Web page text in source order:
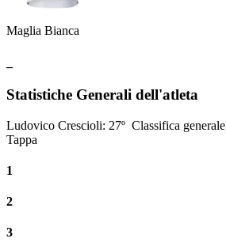
Maglia Bianca
Statistiche Generali dell'atleta
Ludovico Crescioli: 27º Classifica generale
Tappa
1
2
3